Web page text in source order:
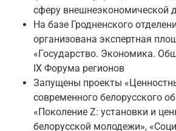
сферу внешнеэкономической
На базе Гродненского
организована экспертная
«Государство. Экономика.
IX Форума регионов
Запущены проекты
современного белорусского
«Поколение Z: установки и
белорусской молодежи»,